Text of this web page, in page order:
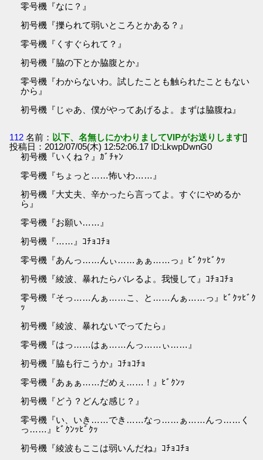
零号機『なに？』
初号機『擽られて弱いところとかある？』
零号機『くすぐられて？』
初号機『脇の下とか脇腹とか』
零号機『わからないわ。試したことも触られたこともない
から』
初号機『じゃあ、僕がやってあげるよ。まずは脇腹ね』
112 名前： 以下、名無しにかわりましてVIPがお送りします[]
投稿日：2012/07/05(木) 12:52:06.17 ID:LkwpDwnG0
初号機『いくね？』ｶﾞﾁｬﾝ
零号機『ちょっと……怖いわ……』
初号機『大丈夫、辛かったら言ってよ。すぐにやめるか
ら』
零号機『お願い……』
初号機『……』ｺﾁｮｺﾁｮ
零号機『あんっ……んぃ……ぁぁ……っ』ﾋﾞｸｯﾋﾞｸｯ
初号機『綾波、暴れたらバレるよ。我慢して』ｺﾁｮｺﾁｮ
零号機『そっ……んぁ……こ、と……んぁ……っ』ﾋﾞｸｯﾋﾞｸ
ｯ
初号機『綾波、暴れないでってたら』
零号機『はっ……はぁ……んっ……ぃ……』
初号機『脇も行こうか』ｺﾁｮｺﾁｮ
零号機『あぁぁ……だめぇ……！』ﾋﾞｸﾝｯ
初号機『どう？どんな感じ？』
零号機『い、いき……でき……なっ……ぁ……んっ……く
っ……』ﾋﾞｸﾝｯﾋﾞｸｯ
初号機『綾波もここは弱いんだね』ｺﾁｮｺﾁｮ